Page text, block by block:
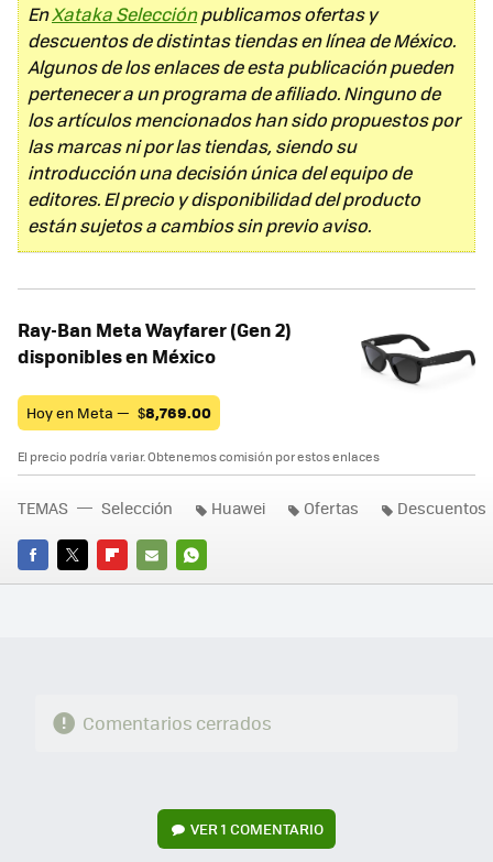
EnXataka Selecciónpublicamos ofertas y
descuentos de distintas tiendas en línea de México.
Algunos de los enlaces de esta publicación pueden
pertenecer a un programa de afiliado. Ninguno de
los artículos mencionados han sido propuestos por
las marcas ni por las tiendas, siendo su
introducción una decisión única del equipo de
editores. El precio y disponibilidad del producto
están sujetos a cambios sin previo aviso.
Ray-Ban Meta Wayfarer (Gen 2)
disponibles en México
Hoy en Meta — $8,769.00
El precio podría variar. Obtenemos comisión por estos enlaces
FACEBOOK
TWITTERFLIPBOARD
E-
WHATSAPP
TEMAS Selección Huawei Ofertas Descuentos
Comentarios cerrados
VER1 COMENTARIO